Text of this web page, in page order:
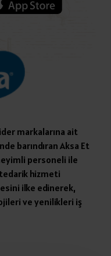
markalarına ait
barındıran Aksa Et
personeli ile
hizmeti
ilke edinerek,
ve yenilikleri iş